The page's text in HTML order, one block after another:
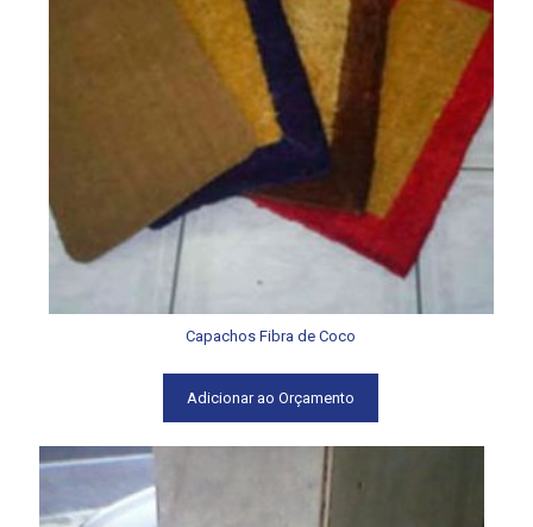
Capachos Fibra de Coco
Adicionar ao Orçamento